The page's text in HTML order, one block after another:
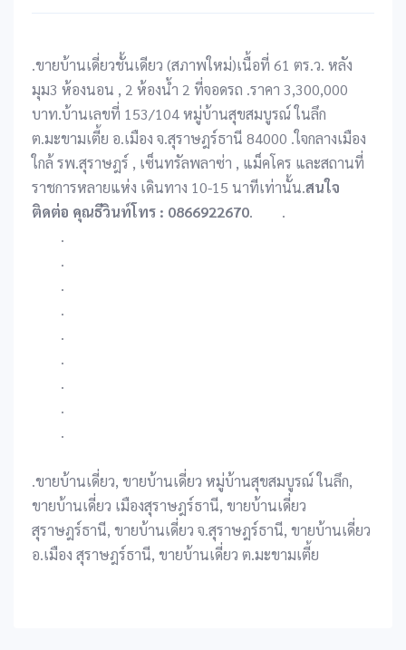
.ขายบ้านเดี่ยวชั้นเดียว (สภาพใหม่)เนื้อที่ 61 ตร.ว. หลัง
มุม3 ห้องนอน , 2 ห้องน้ำ 2 ที่จอดรถ .ราคา 3,300,000
บาท.บ้านเลขที่ 153/104 หมู่บ้านสุขสมบูรณ์ ในลึก
ต.มะขามเตี้ย อ.เมือง จ.สุราษฎร์ธานี 84000 .ใจกลางเมือง
ใกล้ รพ.สุราษฎร์ , เซ็นทรัลพลาซ่า , แม็คโคร และสถานที่
ราชการหลายแห่ง เดินทาง 10-15 นาทีเท่านั้น.สนใจ
ติดต่อ คุณธีวินท์โทร : 0866922670.
.
.
.
.
.
.
.
.
.
.
.ขายบ้านเดี่ยว, ขายบ้านเดี่ยว หมู่บ้านสุขสมบูรณ์ ในลึก,
ขายบ้านเดี่ยว เมืองสุราษฎร์ธานี, ขายบ้านเดี่ยว
สุราษฎร์ธานี, ขายบ้านเดี่ยว จ.สุราษฎร์ธานี, ขายบ้านเดี่ยว
อ.เมือง สุราษฎร์ธานี, ขายบ้านเดี่ยว ต.มะขามเตี้ย